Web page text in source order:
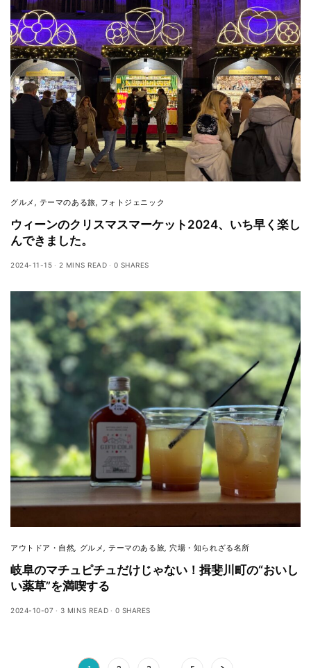
グルメ , テーマのある旅, フォトジェニック
ウィーンのクリスマスマーケット2024、いち早く楽し
んできました。
2024-11-15 2 MINS READ 0 SHARES
アウトドア・自然, グルメ,テーマのある旅,穴場・知られざる名所
岐阜のマチュピチュだけじゃない！揖斐川町の“おいし
い薬草”を満喫する
2024-10-07 3 MINS READ 0 SHARES